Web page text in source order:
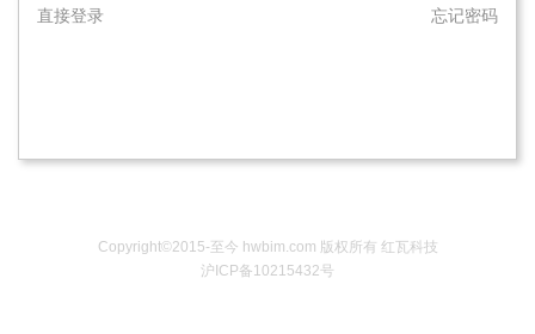
直接登录 忘记密码
Copyright©2015-至今 hwbim.com 版权所有 红瓦科技
沪ICP备10215432号